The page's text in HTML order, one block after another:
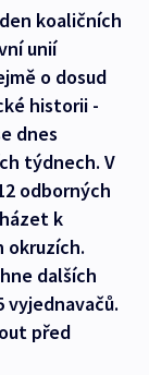
koaličních
unií
o dosud
historii -
dnes
týdnech. V
odborných
k
okruzích.
dalších
vyjednavačů.
před